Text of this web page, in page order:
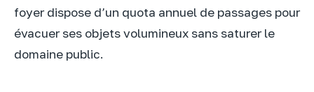
foyer dispose d’un quota annuel de passages pour
évacuer ses objets volumineux sans saturer le
domaine public.